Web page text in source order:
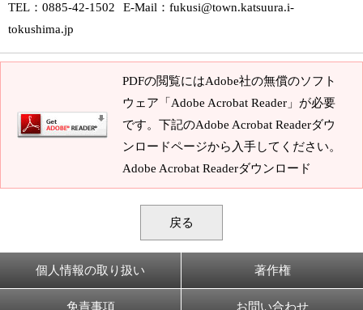
TEL ：0885-42-1502 E-Mail ： fukusi@town.katsuura.i-
tokushima.jp
PDFの閲覧にはAdobe社の無償のソフト
ウェア「Adobe Acrobat Reader」が必要
です。下記のAdobe Acrobat Readerダウ
ンロードページから入手してください。
Adobe Acrobat Readerダウンロード
戻る
個人情報の取り扱い 著作権
免責事項 お問い合わせ